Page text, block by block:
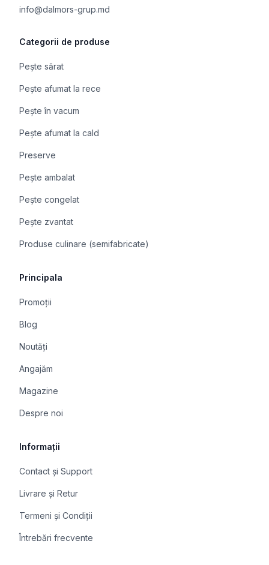
info@dalmors-grup.md
Categorii de produse
Pește sărat
Pește afumat la rece
Pește în vacum
Pește afumat la cald
Preserve
Pește ambalat
Pește congelat
Pește zvantat
Produse culinare (semifabricate)
Principala
Promoții
Blog
Noutăți
Angajăm
Magazine
Despre noi
Informații
Contact și Support
Livrare și Retur
Termeni și Condiții
Întrebări frecvente